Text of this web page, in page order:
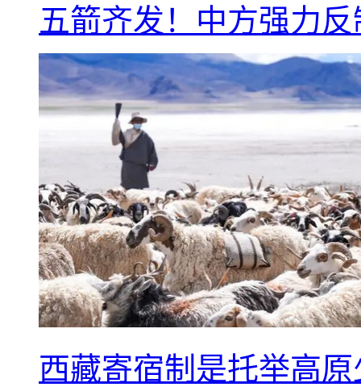
五箭齐发！中方强力
西藏寄宿制是托举高